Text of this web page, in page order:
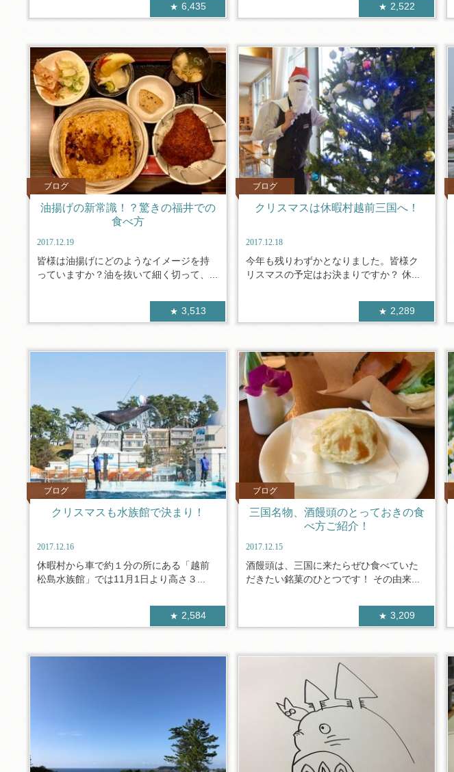
6,435 2,522
ブログ
油揚げの新常識！？驚きの福井での
食べ方
2017.12.19
皆様は油揚げにどのようなイメージを持
っていますか？油を抜いて細く切って、...
3,513
ブログ
クリスマスは休暇村越前三国へ！
2017.12.18
今年も残りわずかとなりました。皆様ク
リスマスの予定はお決まりですか？ 休...
2,289
ブログ
クリスマスも水族館で決まり！
2017.12.16
休暇村から車で約１分の所にある「越前
松島水族館」では11月1日より高さ３...
2,584
ブログ
三国名物、酒饅頭のとっておきの食
べ方ご紹介！
2017.12.15
酒饅頭は、三国に来たらぜひ食べていた
だきたい銘菓のひとつです！ その由来...
3,209